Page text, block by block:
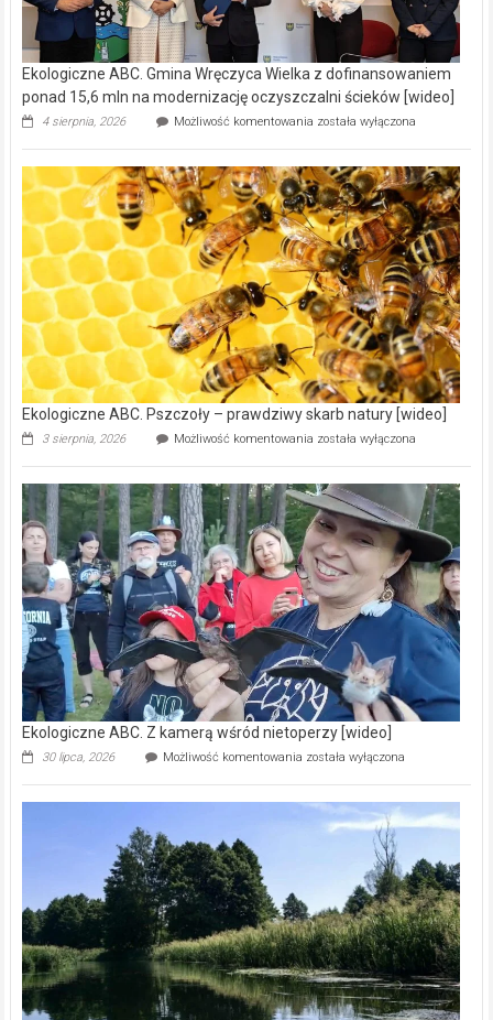
Ekologiczne ABC. Gmina Wręczyca Wielka z dofinansowaniem
ponad 15,6 mln na modernizację oczyszczalni ścieków [wideo]
4 sierpnia, 2026 Możliwość komentowania Ekologiczne
Wręczyca
Wielka
z
dofinansowaniem
ponad
15,6
mln
na
modernizację
oczyszczalni
ścieków
[wideo]
została wyłączona
Ekologiczne ABC. Pszczoły – prawdziwy skarb natury [wideo]
3 sierpnia, 2026 Możliwość komentowania Ekologiczne
–
prawdziwy
skarb
natury
[wideo]
została wyłączona
Ekologiczne ABC. Z kamerą wśród nietoperzy [wideo]
30 lipca, 2026 Możliwość komentowania Ekologiczne
kamerą
wśród
została wyłączona